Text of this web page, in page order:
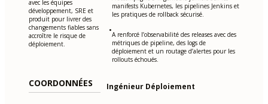
avec les équipes
développement, SRE et
produit pour livrer des
changements fiables sans
accroître le risque de
déploiement.
COORDONNÉES
manifests Kubernetes, les pipelines Jenkins et
les pratiques de rollback sécurisé.
•A renforcé l’observabilité des releases avec des
métriques de pipeline, des logs de
déploiement et un routage d’alertes pour les
rollouts échoués.
Ingénieur Déploiement